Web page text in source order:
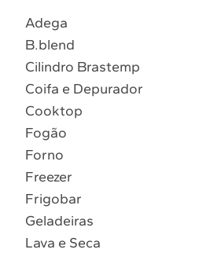
Atendimento
4 º Lava Louça
5 º Cooktop
6º Microondas Brastemp
7º Forno
8º Embutir
9º Combos
Adega
B.blend
Cilindro Brastemp
Coifa e Depurador
Cooktop
Fogão
Forno
Freezer
Frigobar
Geladeiras
Lava e Seca